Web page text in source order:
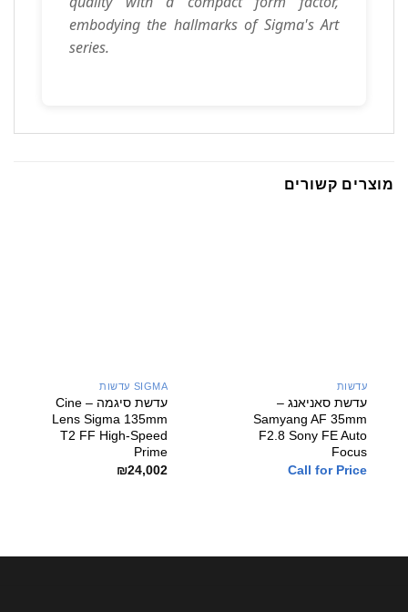
embodying the hallmarks of Sigma's Art
series.
מוצרים קשורים
עדשות
עדשת סאניאנג –
Samyang AF 35mm
F2.8 Sony FE Auto
Focus
Call for Price
SIGMA עדשות
עדשת סיגמה – Cine
Lens Sigma 135mm
T2 FF High-Speed
Prime
₪24,002